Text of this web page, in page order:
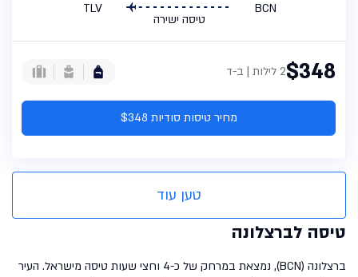
BCN
טיסה ישירה
TLV
$3482 לילות | ב-ד
מחיר טיסות סודיות $348
טען עוד
טיסה לברצלונה
ברצלונה (BCN), נמצאת במרחק של כ-4 וחצי שעות טיסה מישראל. העיר